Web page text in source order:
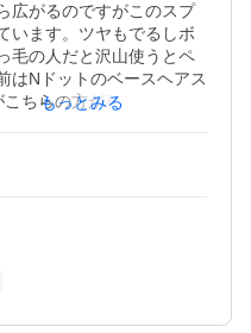
広がるのですがこのスプ
います。ツヤもでるしボ
毛の人だと沢山使うとペ
はNドットのベースヘアス
ちらの方が私にはあって
もっとみる